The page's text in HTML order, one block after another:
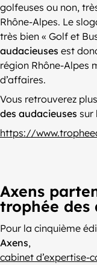
golfeuses ou non,
Rhône-Alpes. Le
très bien « Golf et
audacieuses est
région Rhône-Alpes
d’affaires.
Vous retrouverez
des audacieuses sur
https://
Axens
trophée des
Pour la cinquième
Axens,
cabinet d’expertise-